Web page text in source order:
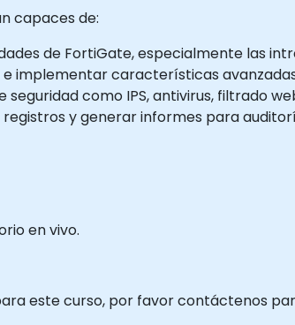
capaces de:
de FortiGate, especialmente las
implementar características
como IPS, antivirus, filtrado
y generar informes para
en vivo.
este curso, por favor contáctenos